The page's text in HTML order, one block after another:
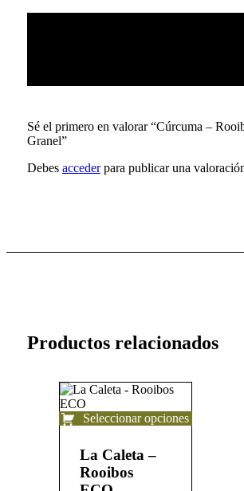
Sé el primero en valorar “Cúrcuma –
Granel”
Debes accederpara publicar una
Productos relacionados
Seleccionar opciones
producto
tiene
múltiples
La Caleta –
Rooibos